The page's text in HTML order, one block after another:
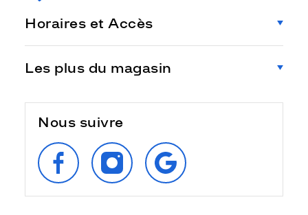
Horaires et Accès
Les plus du magasin
Nous suivre
SUIVEZ‑NOUS
SUR
FACEBOOK
SUIVEZ‑NOUS
SUR
INSTAGRAM
RETROUVEZ‑NOUS
SUR
GOOGLE